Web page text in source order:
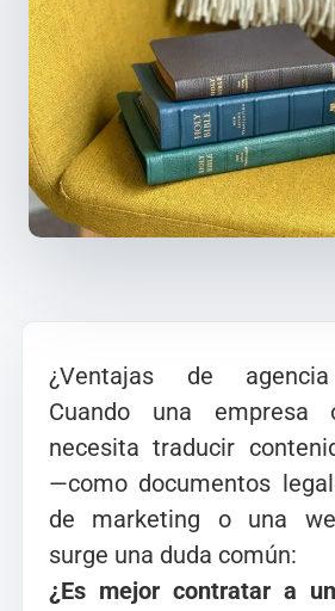
¿Ventajas de
Cuando una empresa
necesita traducir
—como documentos
de marketing o una
surge una duda común:
¿Es mejor contratar a